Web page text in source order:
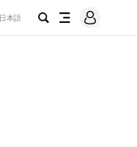
日本語
검
전
메
그